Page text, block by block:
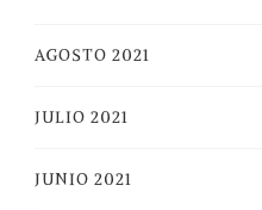
AGOSTO 2021
JULIO 2021
JUNIO 2021